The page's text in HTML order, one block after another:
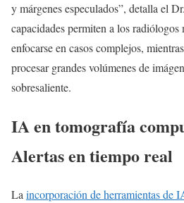
y márgenes especulados”, detalla el
capacidades permiten a los radiólogos
enfocarse en casos complejos,
procesar grandes volúmenes de
sobresaliente.
IA en tomografía
Alertas en tiempo real
La incorporación de herramientas de